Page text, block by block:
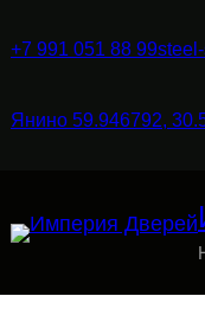
+7 991 051 88 99
Янино 59.946792,